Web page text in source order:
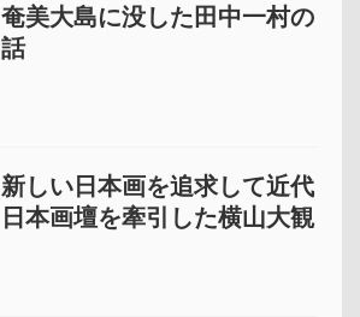
奄美大島に没した田中一村の
話
新しい日本画を追求して近代
日本画壇を牽引した横山大観